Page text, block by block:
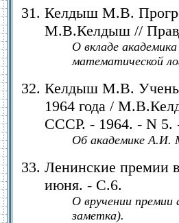
Келдыш М.В.
М.В.Келдыш //
О вкладе
математической
Келдыш М.В.
1964 года /
СССР. - 1964. - N 5.
Об академике А.И.
Ленинские премии
июня. - С.6.
О вручении премии
заметка).